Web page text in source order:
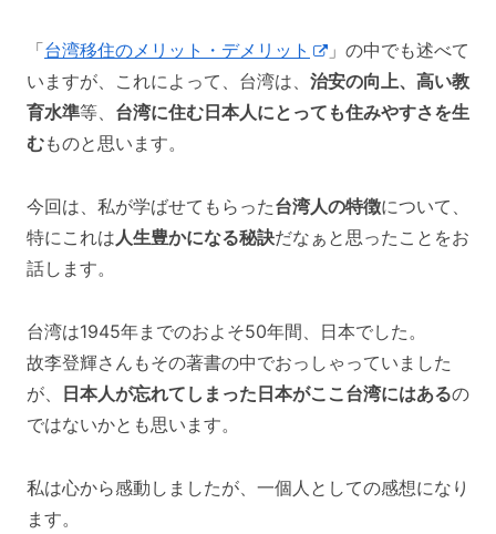
「台湾移住のメリット・デメリット
」の中でも述べて
いますが、これによって、台湾は、 治安の向上、高い教
育水準等、 台湾に住む日本人にとっても住みやすさを生
むものと思います。
今回は、私が学ばせてもらった台湾人の特徴について、
特にこれは人生豊かになる秘訣だなぁと思ったことをお
話します。
台湾は1945年までのおよそ50年間、日本でした。
故李登輝さんもその著書の中でおっしゃっていました
が、 日本人が忘れてしまった日本がここ台湾にはあるの
ではないかとも思います。
私は心から感動しましたが、一個人としての感想になり
ます。